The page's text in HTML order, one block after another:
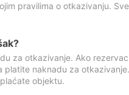
pravilima o otkazivanju.
za otkazivanje. Ako
platite naknadu za
objektu.